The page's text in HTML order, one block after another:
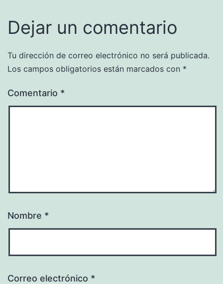
Dejar un comentario
Tu dirección de correo electrónico no será publicada.
Los campos obligatorios están marcados con *
Comentario *
Nombre *
Correo electrónico *